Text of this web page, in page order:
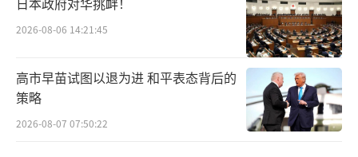
2026-08-06 14:21:45
高市早苗试图以退为进 和平表态背后的
策略
2026-08-07 07:50:22